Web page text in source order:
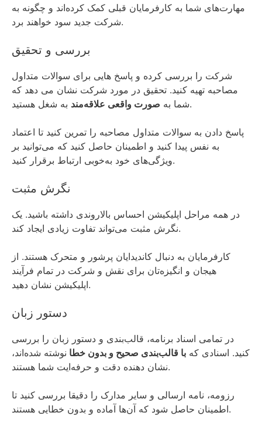
مهارت‌های شما به کارفرمایان قبلی کمک کرده‌اند و چگونه به
شرکت جدید سود خواهند برد.
بررسی و تحقیق
شرکت را بررسی کرده و پاسخ هایی برای سوالات متداول
مصاحبه تهیه کنید. تحقیق در مورد شرکت نشان می دهد که
شما به صورت واقعی علاقه‌مند به شغل هستید.
پاسخ دادن به سوالات متداول مصاحبه را تمرین کنید تا اعتماد
به نفس پیدا کنید و اطمینان حاصل کنید که می‌توانید بر
ویژگی‌های خود به‌خوبی ارتباط برقرار کنید.
نگرش مثبت
در همه مراحل اپلیکیشن احساس بالاروندی داشته باشید. یک
نگرش مثبت می‌تواند تفاوت زیادی ایجاد کند.
کارفرمایان به دنبال کاندیدایان پرشور و متحرک هستند. از
هیجان و انگیزه‌تان برای نقش و شرکت در تمام فرآیند
اپلیکیشن نشان دهید.
دستور زبان
در تمامی اسناد برنامه، قالب‌بندی و دستور زبان را بررسی
کنید. اسنادی که با قالب‌بندی صحیح و بدون خطا نوشته شده‌اند،
نشان دهنده دقت و حرفه‌ایت شما هستند.
رزومه، نامه ارسالی و سایر مدارک را دقیقا بررسی کنید تا
اطمینان حاصل شود که آن‌ها آماده و بدون خطایی هستند.